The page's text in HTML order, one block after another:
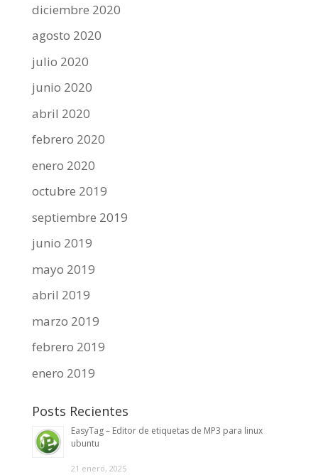
diciembre 2020
agosto 2020
julio 2020
junio 2020
abril 2020
febrero 2020
enero 2020
octubre 2019
septiembre 2019
junio 2019
mayo 2019
abril 2019
marzo 2019
febrero 2019
enero 2019
Posts Recientes
EasyTag – Editor de etiquetas de MP3 para linux
ubuntu
21 enero, 2025